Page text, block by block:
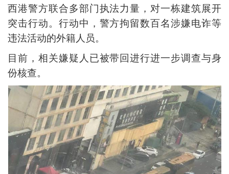
西港警方联合多部门执法力量，对一栋建筑展开
突击行动。行动中，警方拘留数百名涉嫌电诈等
违法活动的外籍人员。
目前，相关嫌疑人已被带回进行进一步调查与身
份核查。